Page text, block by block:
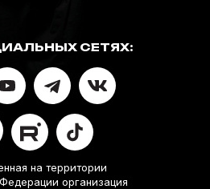
на территории
организация
СЕТЯХ: